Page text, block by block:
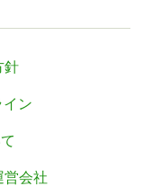
針
ン
営会社